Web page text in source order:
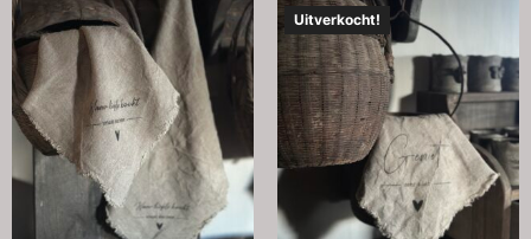
Uitverkocht!